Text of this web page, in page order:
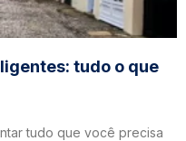
tudo o que
tudo que você precisa